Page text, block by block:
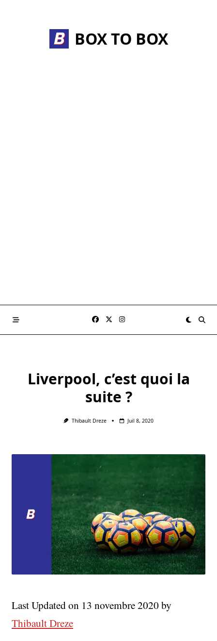
BOX TO BOX
Liverpool, c’est quoi la
suite ?
Thibault Dreze Juil 8, 2020
Last Updated on 13 novembre 2020 by
Thibault Dreze